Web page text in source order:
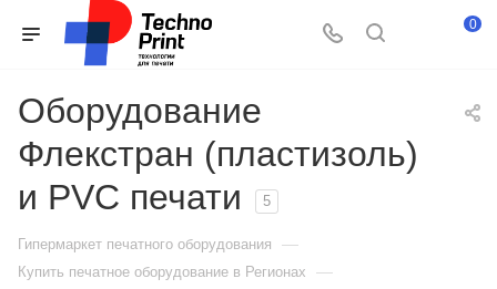
0
Оборудование
Флекстран (пластизоль)
и PVC печати
5
Гипермаркет печатного оборудования —
Купить печатное оборудование в Регионах —